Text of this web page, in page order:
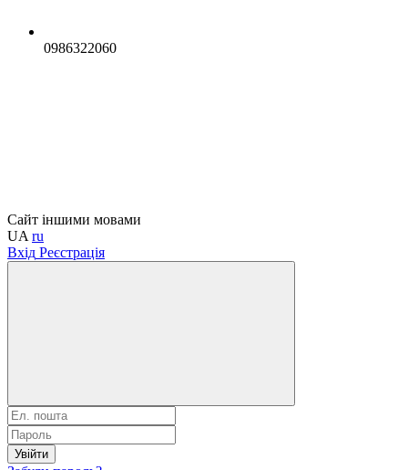
0986322060
Сайт іншими мовами
UA ru
Вхід Реєстрація
Увійти